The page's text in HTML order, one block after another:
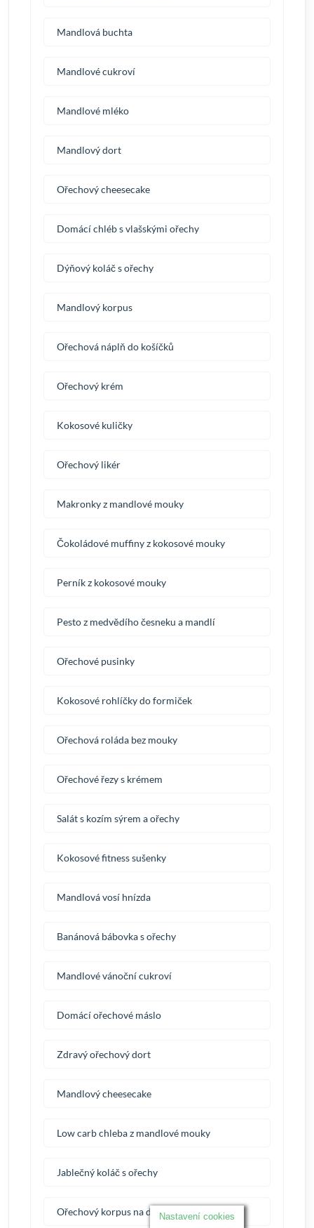
Mandlová buchta
Mandlové cukroví
Mandlové mléko
Mandlový dort
Ořechový cheesecake
Domácí chléb s vlašskými ořechy
Dýňový koláč s ořechy
Mandlový korpus
Ořechová náplň do košíčků
Ořechový krém
Kokosové kuličky
Ořechový likér
Makronky z mandlové mouky
Čokoládové muffiny z kokosové mouky
Perník z kokosové mouky
Pesto z medvědího česneku a mandlí
Ořechové pusinky
Kokosové rohlíčky do formiček
Ořechová roláda bez mouky
Ořechové řezy s krémem
Salát s kozím sýrem a ořechy
Kokosové fitness sušenky
Mandlová vosí hnízda
Banánová bábovka s ořechy
Mandlové vánoční cukroví
Domácí ořechové máslo
Zdravý ořechový dort
Mandlový cheesecake
Low carb chleba z mandlové mouky
Jablečný koláč s ořechy
Ořechový korpus na dortNastavení cookies